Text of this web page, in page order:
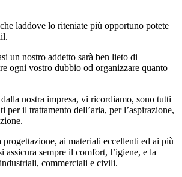
laddove lo riteniate più opportuno potete
un nostro addetto sarà ben lieto di
ogni vostro dubbio od organizzare quanto
nostra impresa, vi ricordiamo, sono tutti
per il trattamento dell’aria, per l’aspirazione,
ai materiali eccellenti ed ai più
assicura sempre il comfort, l’igiene, e la
commerciali e civili.